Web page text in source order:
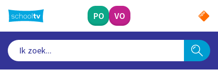
naar
hoofdinhoud
PO VO